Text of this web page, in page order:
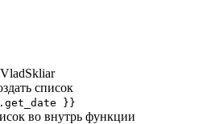
список
}}
во внутрь функции